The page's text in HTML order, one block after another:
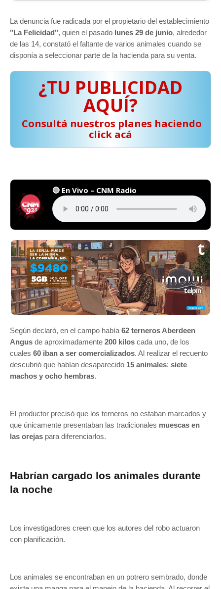
La denuncia fue radicada por el propietario del establecimiento
"La Felicidad", quien el pasado lunes 29 de junio, alrededor
de las 14, constató el faltante de varios animales cuando se
disponía a seleccionar parte de la hacienda para su venta.
¿TU PUBLICIDAD
AQUÍ?
️ Consultá nuestros planes haciendo
click acá
🔴 En Vivo – CNM Radio
Según declaró, en el campo había 62 terneros Aberdeen
Angus de aproximadamente 200 kilos cada uno, de los
cuales 60 iban a ser comercializados. Al realizar el recuento
descubrió que habían desaparecido 15 animales: siete
machos y ocho hembras.
El productor precisó que los terneros no estaban marcados y
que únicamente presentaban las tradicionales muescas en
las orejas para diferenciarlos.
Habrían cargado los animales durante
la noche
Los investigadores creen que los autores del robo actuaron
con planificación.
Los animales se encontraban en un potrero sembrado, donde